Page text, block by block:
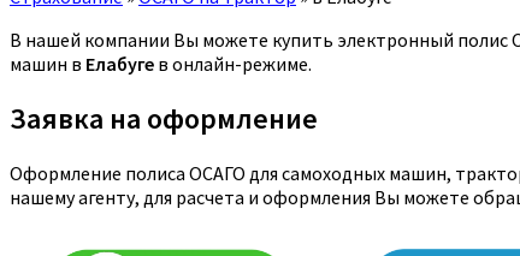
В нашей компании Вы можете купить электронный полис
машин в Елабуге в онлайн-режиме.
Заявка на оформление
Оформление полиса ОСАГО для самоходных машин,
нашему агенту, для расчета и оформления Вы можете